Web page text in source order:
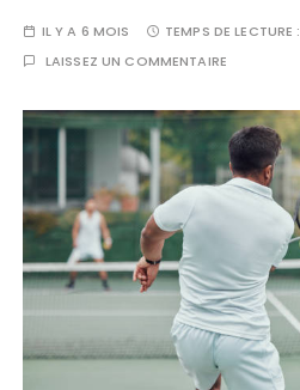
IL Y A 6 MOIS TEMPS DE LECTURE :
LAISSEZ UN COMMENTAIRE